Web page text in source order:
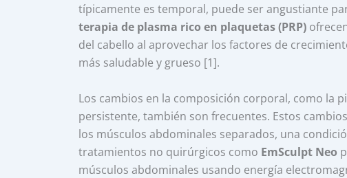
típicamente es temporal, puede ser angustiante
terapia de plasma rico en plaquetas (PRP)
del cabello al aprovechar los factores de
más saludable y grueso [1].
Los cambios en la composición corporal, como la
persistente, también son frecuentes. Estos
los músculos abdominales separados, una
tratamientos no quirúrgicos como EmSculpt Neo
músculos abdominales usando energía